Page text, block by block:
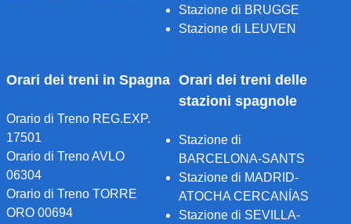
Stazione di BRUGGE
Stazione di LEUVEN
Orari dei treni in Spagna
Orario di Treno REG.EXP.
17501
Orario di Treno AVLO
06304
Orario di Treno TORRE
ORO 00694
Orari dei treni delle
stazioni spagnole
Stazione di
BARCELONA-SANTS
Stazione di MADRID-
ATOCHA CERCANÍAS
Stazione di SEVILLA-